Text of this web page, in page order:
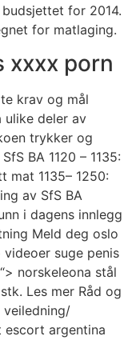
for 2014.
for matlaging.
xxxx porn
krav og mål
ulike deler av
trykker og
BA 1120 – 1135:
1135– 1250:
av SfS BA
i dagens innlegg
Meld deg oslo
suge penis
norskeleona stål
Les mer Råd og
veiledning/
escort argentina